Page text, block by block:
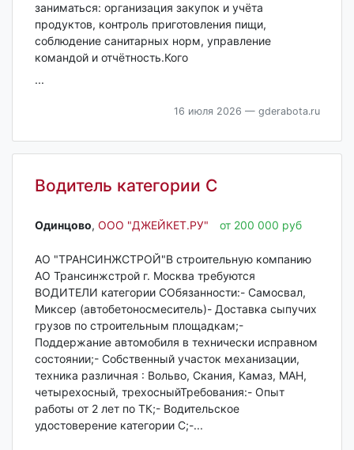
заниматься: организация закупок и учёта
продуктов, контроль приготовления пищи,
соблюдение санитарных норм, управление
командой и отчётность.Кого
...
16 июля 2026 — gderabota.ru
Водитель категории С
Одинцово‎, ООО "ДЖЕЙКЕТ.РУ" от 200 000 руб
АО "ТРАНСИНЖСТРОЙ"В строительную компанию
АО Трансинжстрой г. Москва требуются
ВОДИТЕЛИ категории СОбязанности:- Самосвал,
Миксер (автобетоносмеситель)- Доставка сыпучих
грузов по строительным площадкам;-
Поддержание автомобиля в технически исправном
состоянии;- Собственный участок механизации,
техника различная : Вольво, Скания, Камаз, МАН,
четырехосный, трехосныйТребования:- Опыт
работы от 2 лет по ТК;- Водительское
удостоверение категории С;-...